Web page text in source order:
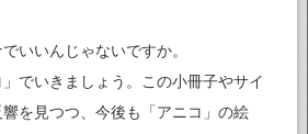
いいんじゃないですか。
いきましょう。この小冊子やサイ
響を見つつ、今後も「アニコ」の絵